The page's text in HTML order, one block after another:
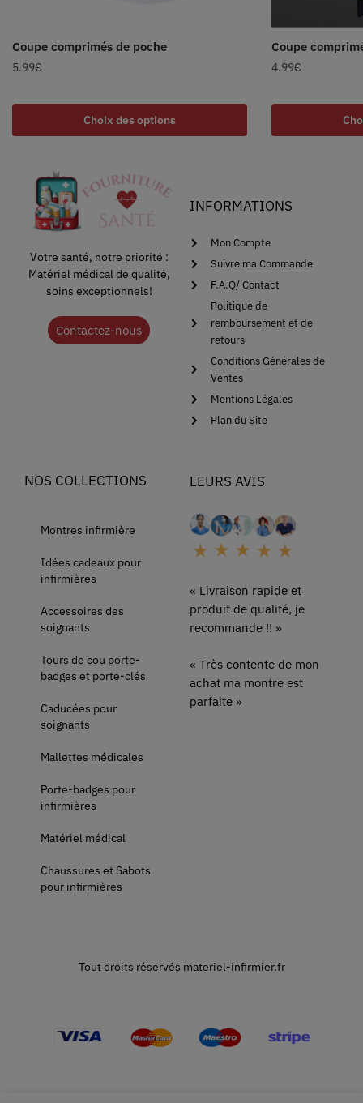
Coupe comprimés de poche
5.99€
Choix des options
Coupe
4.99€
Votre santé, notre priorité :
Matériel médical de qualité,
soins exceptionnels!
Contactez-nous
INFORMATIONS
Mon Compte
Suivre ma Commande
F.A.Q/ Contact
Politique de
remboursement et de
retours
Conditions Générales de
Ventes
Mentions Légales
Plan du Site
NOS COLLECTIONS
Montres infirmière
Idées cadeaux pour
infirmières
Accessoires des
soignants
Tours de cou porte-
badges et porte-clés
Caducées pour
soignants
Mallettes médicales
Porte-badges pour
infirmières
Matériel médical
Chaussures et Sabots
pour infirmières
LEURS AVIS
« Livraison rapide et
produit de qualité, je
recommande !! »
« Très contente de mon
achat ma montre est
parfaite »
Tout droits réservés materiel-infirmier.fr